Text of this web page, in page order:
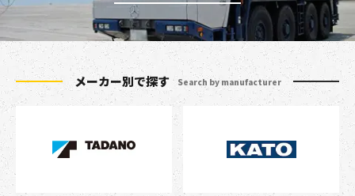
メーカー別で探す Search by manufacturer